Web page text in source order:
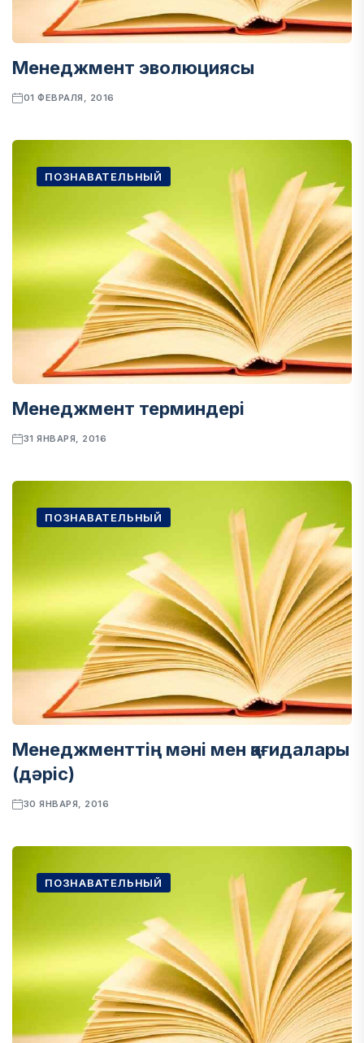
Менеджмент эволюциясы
01 ФЕВРАЛЯ, 2016
ПОЗНАВАТЕЛЬНЫЙ
Менеджмент терминдері
31 ЯНВАРЯ, 2016
ПОЗНАВАТЕЛЬНЫЙ
Менеджменттің мәні мен қағидалары
(дәріс)
30 ЯНВАРЯ, 2016
ПОЗНАВАТЕЛЬНЫЙ